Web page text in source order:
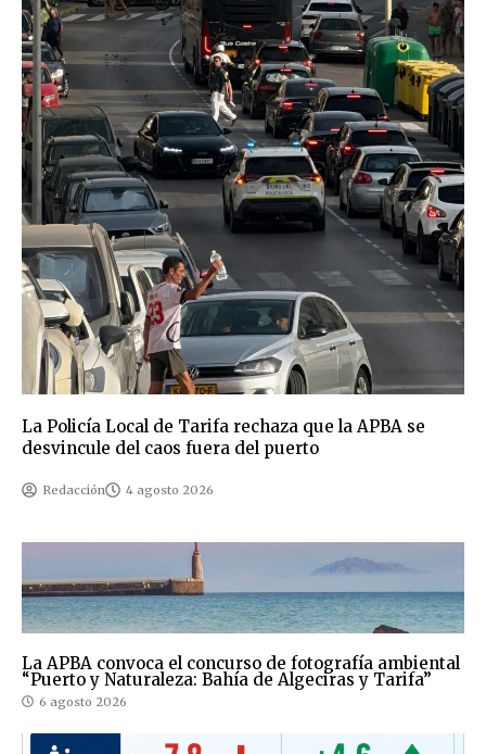
La Policía Local de Tarifa rechaza que la APBA se
desvincule del caos fuera del puerto
Redacción 4 agosto 2026
La APBA convoca el concurso de fotografía ambiental
“Puerto y Naturaleza: Bahía de Algeciras y Tarifa”
6 agosto 2026